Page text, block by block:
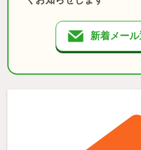
新着メー